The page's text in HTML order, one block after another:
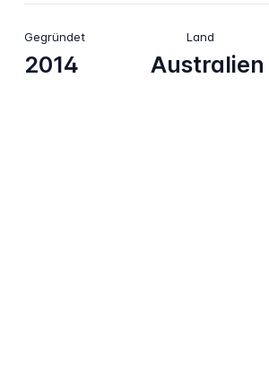
Gegründet
2014
Land
Australien